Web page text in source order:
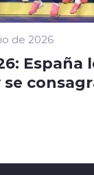
de 2026
España